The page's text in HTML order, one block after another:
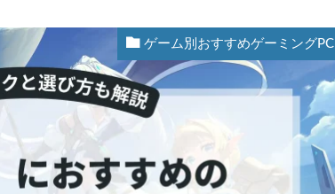
ゲーム別おすすめゲーミングPC